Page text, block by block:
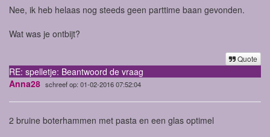
Nee, ik heb helaas nog steeds geen parttime baan gevonden.
Wat was je ontbijt?
Quote
RE: spelletje: Beantwoord de vraag
Anna28 schreef op: 01-02-2016 07:52:04
2 bruine boterhammen met pasta en een glas optimel